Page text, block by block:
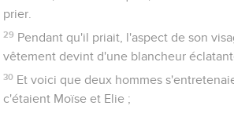
prier.
29 Pendant qu'il priait, l'aspect de son
vêtement devint d'une blancheur
30 Et voici que deux hommes
c'étaient Moïse et Elie ;